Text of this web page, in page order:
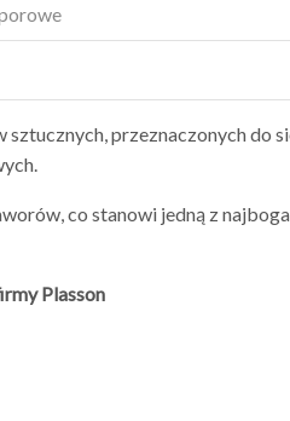
przeznaczonych do
co stanowi jedną z
Plasson